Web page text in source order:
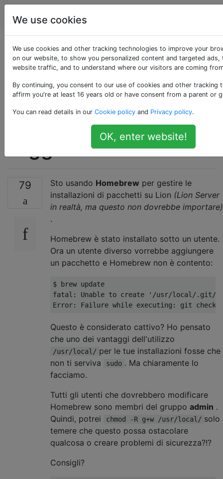
Apple
Autorizzazioni per
l'homebrew e più
utenti che devono
effettuare
l'aggiornamento
79 Sto usando Homebrew per gestire le
installazioni di pacchetti su Lion (Lion Server
in realtà, ma questo non dovrebbe importare)
.
Homebrew è stato installato sotto un utente.
Ora un utente diverso vorrebbe aggiungere
un pacchetto e Homebrew non è contento:
$ brew update
fatal: Unable to create '/usr/local/.git/
Questo è considerato cattivo? Ho pensato
che uno dei vantaggi dell'utilizzo
/usr/local/ per le tue installazioni fosse che
non ti serviva
sudo . Ma chiaramente lo
facciamo.
Tutti gli utenti che dovrebbero modificare
Homebrew sono membri del gruppo admin .
Quindi, potrei
chmod -R g+w /usr/local/ solo
temere che questo possa ostacolare
qualcosa o creare problemi di sicurezza?!?
Consigli?
We use cookies
We use cookies and other tracking technologies to improve your
on our website, to show you personalized content and targeted ads,
website traffic, and to understand where our visitors are coming
By continuing, you consent to our use of cookies and other tracking
affirm you're at least 16 years old or have consent from a parent or
You can read details in our Cookie policy and Privacy policy.
OK, enter website!